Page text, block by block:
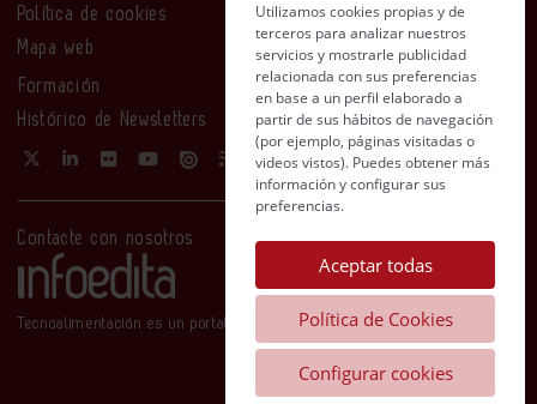
Política de cookies
Mapa web
Formación
Histórico de Newsletters
Contacte con nosotros
Tecnoalimentación es un portal de Infoedita
Utilizamos cookies propias y de
terceros para analizar nuestros
servicios y mostrarle publicidad
relacionada con sus preferencias
en base a un perfil elaborado a
partir de sus hábitos de navegación
(por ejemplo, páginas visitadas o
videos vistos). Puedes obtener más
información y configurar sus
preferencias.
Aceptar todas
Política de Cookies
Configurar cookies